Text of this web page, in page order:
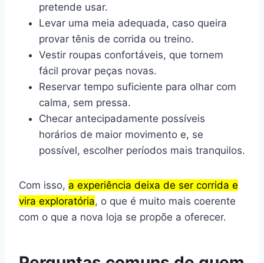
pretende usar.
Levar uma meia adequada, caso queira
provar tênis de corrida ou treino.
Vestir roupas confortáveis, que tornem
fácil provar peças novas.
Reservar tempo suficiente para olhar com
calma, sem pressa.
Checar antecipadamente possíveis
horários de maior movimento e, se
possível, escolher períodos mais tranquilos.
Com isso, a experiência deixa de ser corrida e
vira exploratória, o que é muito mais coerente
com o que a nova loja se propõe a oferecer.